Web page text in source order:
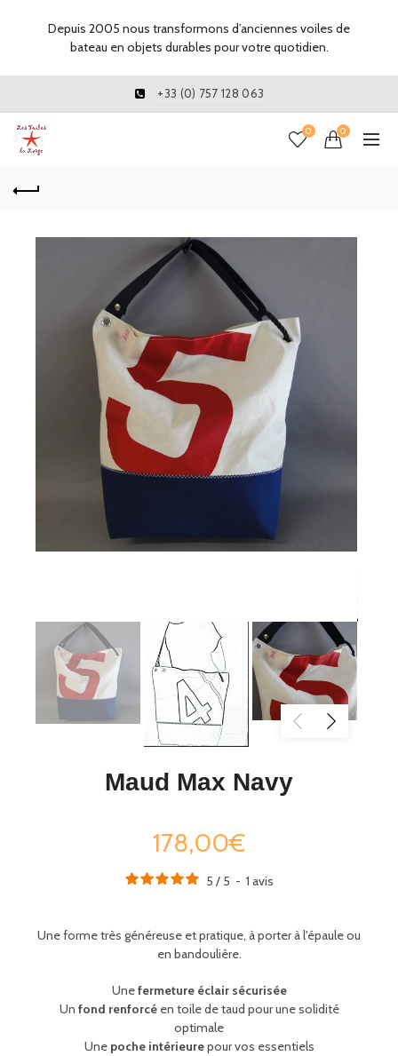
+33 (0) 757 128 063
0 0
Maud Max Navy
178,00€
5 / 5 - 1 avis
Une forme très généreuse et pratique, à porter à l'épaule ou
en bandoulière.
Unefermeture éclair sécurisée
Un fond renforcéen toile de taud pour une solidité
optimale
Unepoche intérieurepour vos essentiels
Depuis 2005 nous transformons d’anciennes voiles de
bateau en objets durables pour votre quotidien.